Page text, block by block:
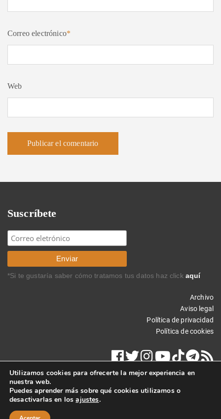
Correo electrónico*
Web
Suscríbete
*Si te gustaría saber cómo tratamos tus datos haz click aquí
Archivo
Aviso legal
Política de privacidad
Política de cookies
Copyright © 2018 Carlos Rodríguez Braun. Todos los derechos
reservados.
Utilizamos cookies para ofrecerte la mejor experiencia en
nuestra web.
Puedes aprender más sobre qué cookies utilizamos o
desactivarlas en losajustes.